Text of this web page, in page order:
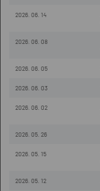
2026. 06. 14
2026. 06. 08
2026. 06. 05
2026. 06. 03
2026. 06. 02
2026. 05. 26
2026. 05. 15
2026. 05. 12